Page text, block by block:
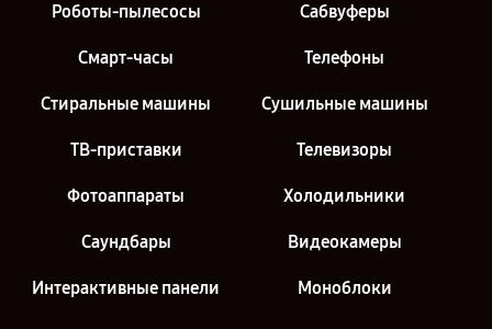
Роботы-пылесосы Сабвуферы
Смарт-часы Телефоны
Стиральные машины Сушильные машины
ТВ-приставки Телевизоры
Фотоаппараты Холодильники
Саундбары Видеокамеры
Интерактивные панели Моноблоки